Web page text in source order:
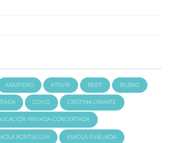
ARARTEKO ATXURI BEEP BILBAO
COVID CRISTINA URIARTE
PRIVADA-CONCERTADA
KONTSEILUA ESKOLA PUBLIKOA